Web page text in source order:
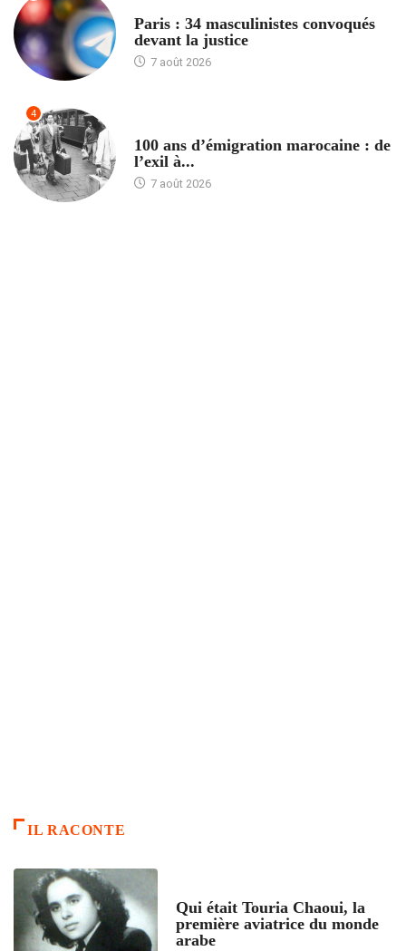
Paris : 34 masculinistes convoqués
devant la justice
7 août 2026
4
100 ans d’émigration marocaine : de
l’exil à...
7 août 2026
IL RACONTE
Qui était Touria Chaoui, la
première aviatrice du monde
arabe